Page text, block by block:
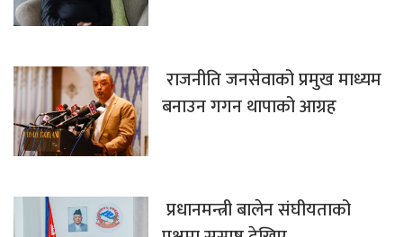
राजनीति जनसेवाको प्रमुख माध्यम
बनाउन गगन थापाको आग्रह
प्रधानमन्त्री बालेन संघीयताको